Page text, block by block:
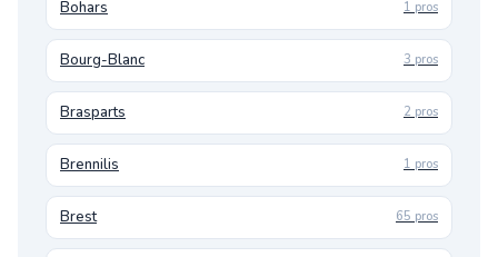
Bohars 1 pros
Bourg-Blanc 3 pros
Brasparts 2 pros
Brennilis 1 pros
Brest 65 pros